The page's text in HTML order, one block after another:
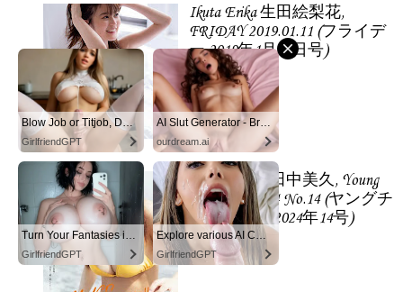
Blow Job or Titjob, Deepthroat or Spreading Pussy
GirlfriendGPT
AI Slut Generator - Bring your Fantasies to life 🔥
ourdream.ai
Turn Your Fantasies into Reality on GirlfriendGPT
GirlfriendGPT
Explore various AI Characters on GirlfriendGPT
GirlfriendGPT
Ikuta Erika 生田絵梨花,
FRIDAY 2019.01.11 (フライデ
ー 2019年1月11日号)
Tanaka Miku 田中美久, Young
Champion 2024 No.14 (ヤングチ
ャンピオン 2024年14号)